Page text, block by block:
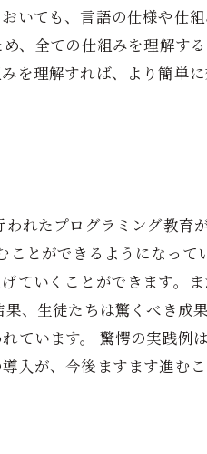
いても、言語の仕様や仕
、全ての仕組みを理解す
を理解すれば、より簡単
れたプログラミング教
とができるようになっ
ていくことができます。
、生徒たちは驚くべき
ています。 驚愕の実践
入が、今後ますます進むこ